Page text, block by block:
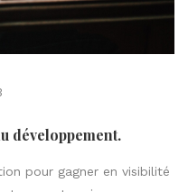
développement.
pour gagner en visibilité